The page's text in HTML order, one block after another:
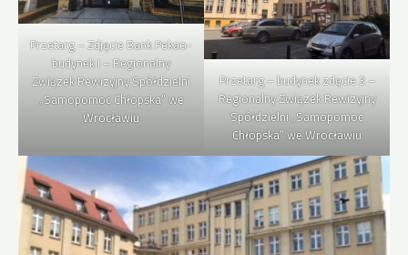
Przetarg – Zdjęcie Bank Pekao-
budynek I – Regionalny
Związek Rewizyjny Spółdzielni
„Samopomoc Chłopska” we
Wrocławiu
Przetarg – budynek zdęcie 3 –
Regionalny Związek Rewizyjny
Spółdzielni „Samopomoc
Chłopska” we Wrocławiu